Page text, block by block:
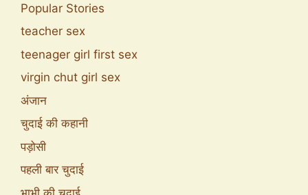
Popular Stories
teacher sex
teenager girl first sex
virgin chut girl sex
अंजान
चुदाई की कहानी
पड़ोसी
पहली बार चुदाई